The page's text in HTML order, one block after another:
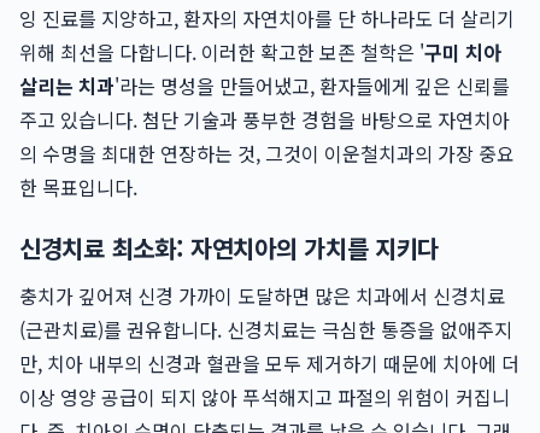
잉 진료를 지양하고, 환자의 자연치아를 단 하나라도 더 살리기
위해 최선을 다합니다. 이러한 확고한 보존 철학은 '구미 치아
살리는 치과'라는 명성을 만들어냈고, 환자들에게 깊은 신뢰를
주고 있습니다. 첨단 기술과 풍부한 경험을 바탕으로 자연치아
의 수명을 최대한 연장하는 것, 그것이 이운철치과의 가장 중요
한 목표입니다.
신경치료 최소화: 자연치아의 가치를 지키다
충치가 깊어져 신경 가까이 도달하면 많은 치과에서 신경치료
(근관치료)를 권유합니다. 신경치료는 극심한 통증을 없애주지
만, 치아 내부의 신경과 혈관을 모두 제거하기 때문에 치아에 더
이상 영양 공급이 되지 않아 푸석해지고 파절의 위험이 커집니